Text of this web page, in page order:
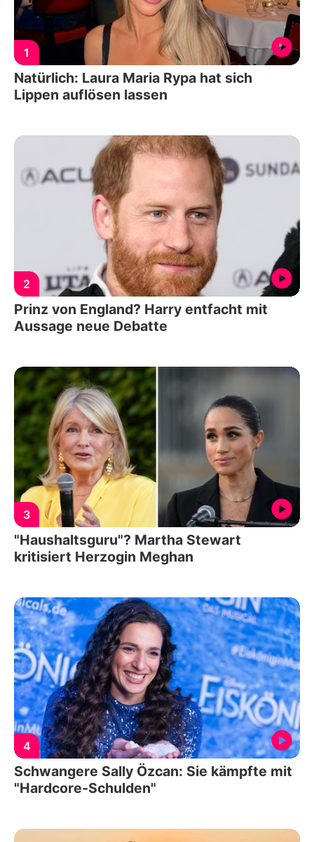
1
Natürlich: Laura Maria Rypa hat sich
Lippen auflösen lassen
2
Prinz von England? Harry entfacht mit
Aussage neue Debatte
3
"Haushaltsguru"? Martha Stewart
kritisiert Herzogin Meghan
4
Schwangere Sally Özcan: Sie kämpfte mit
"Hardcore-Schulden"